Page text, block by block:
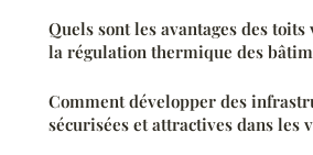
Quels sont les avantages des
la régulation thermique des
Comment développer des
sécurisées et attractives dans les